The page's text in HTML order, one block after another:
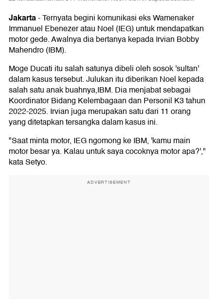
Jakarta-Ternyata begini komunikasi eks Wamenaker
Immanuel Ebenezer atau Noel (IEG) untuk mendapatkan
motor gede. Awalnya dia bertanya kepada Irvian Bobby
Mahendro (IBM).
Moge Ducati itu salah satunya dibeli oleh sosok 'sultan'
dalam kasus tersebut. Julukan itu diberikan Noel kepada
salah satu anak buahnya,IBM. Dia menjabat sebagai
Koordinator Bidang Kelembagaan dan Personil K3 tahun
2022-2025. Irvian juga merupakan satu dari 11 orang
yang ditetapkan tersangka dalam kasus ini.
"Saat minta motor, IEG ngomong ke IBM, 'kamu main
motor besar ya. Kalau untuk saya cocoknya motor apa?',"
kata Setyo.
ADVERTISEMENT